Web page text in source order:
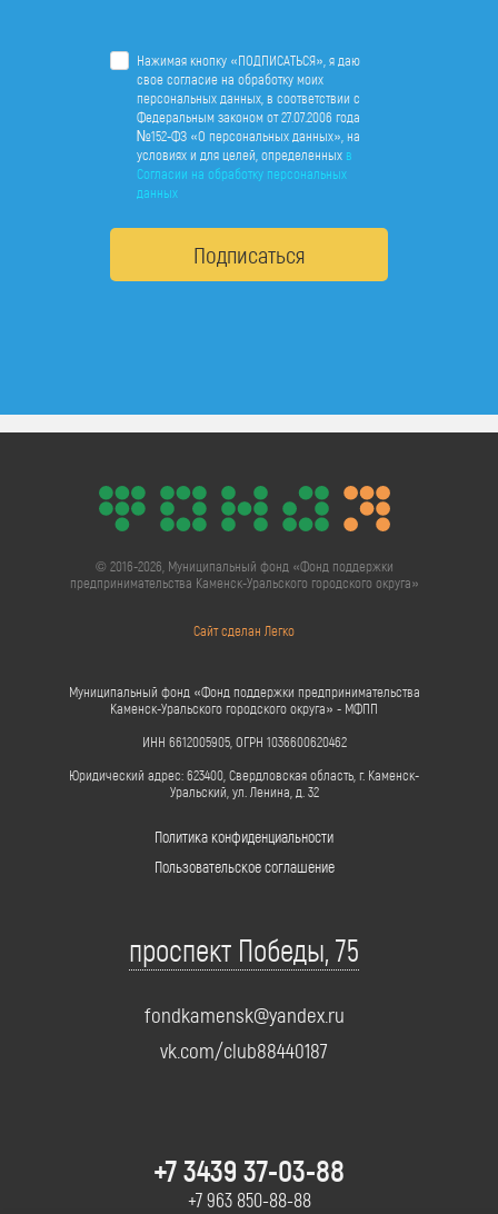
Нажимая кнопку «ПОДПИСАТЬСЯ», я даю
свое согласие на обработку моих
персональных данных, в соответствии с
Федеральным законом от 27.07.2006 года
№152-ФЗ «О персональных данных», на
условиях и для целей, определенных в
Согласии на обработку персональных
данных
Подписаться
© 2016-2026, Муниципальный фонд «Фонд поддержки
предпринимательства Каменск-Уральского городского округа»
Сайт сделан Легко
Муниципальный фонд «Фонд поддержки предпринимательства
Каменск-Уральского городского округа» - МФПП
ИНН 6612005905, ОГРН 1036600620462
Юридический адрес: 623400, Свердловская область, г. Каменск-
Уральский, ул. Ленина, д. 32
Политика конфиденциальности
Пользовательское соглашение
проспект Победы, 75
fondkamensk@yandex.ru
vk.com/club88440187
+7 3439 37-03-88
+7 963 850-88-88